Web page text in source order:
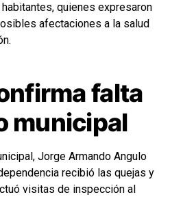
quienes expresaron
afectaciones a la salud
falta
municipal
Jorge Armando Angulo
recibió las quejas y
visitas de inspección al